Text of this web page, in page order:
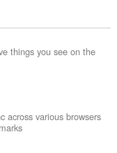
things you see on the
across various browsers